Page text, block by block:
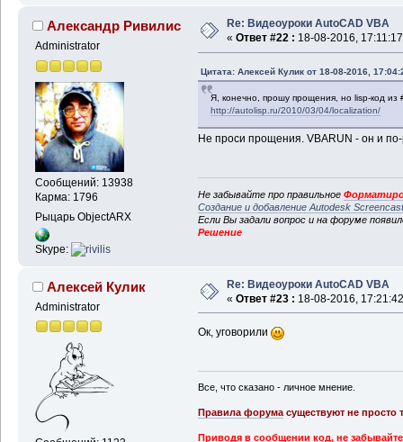
Александр Ривилис
Administrator
Сообщений: 13938
Карма: 1796
Рыцарь ObjectARX
Skype:
Re: Видеоуроки AutoCAD VBA
« Ответ #22 : 18-08-2016,
Цитата: Алексей Кулик от 18-08-2016,
Я, конечно, прошу прощения, но lisp-код из
http://autolisp.ru/2010/03/04/localization/
Не проси прощения. VBARUN - он и по-
Не забывайте про правильное
Создание и добавление Autodesk
Если Вы задали вопрос и на форуме
Решение
Алексей Кулик
Administrator
Re: Видеоуроки AutoCAD VBA
« Ответ #23 : 18-08-2016,
Ок, уговорили
Все, что сказано - личное мнение.
Правила форумасуществуют не просто
Приводя в сообщении код, не